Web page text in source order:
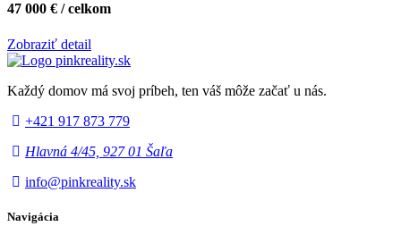
47 000 € / celkom
Zobraziť detail
Každý domov má svoj príbeh, ten váš môže začať u nás.
+421 917 873 779
Hlavná 4/45, 927 01 Šaľa
info@pinkreality.sk
Navigácia